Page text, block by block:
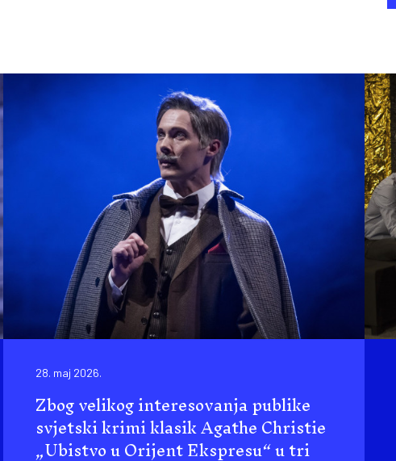
28. maj 2026.
Zbog velikog interesovanja publike
svjetski krimi klasik Agathe Christie
„Ubistvo u Orijent Ekspresu“ u tri